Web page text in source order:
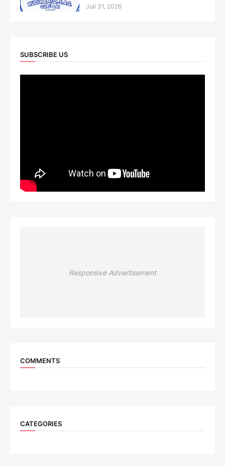
Juli 31, 2026
SUBSCRIBE US
Responsive Advertisement
COMMENTS
CATEGORIES